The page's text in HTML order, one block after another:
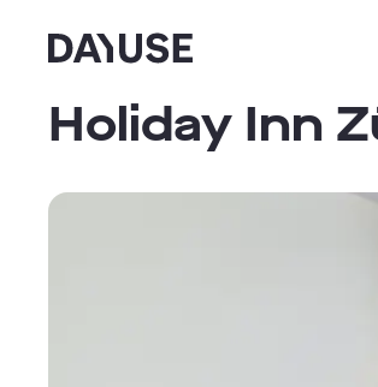
Dayuse
Holiday Inn